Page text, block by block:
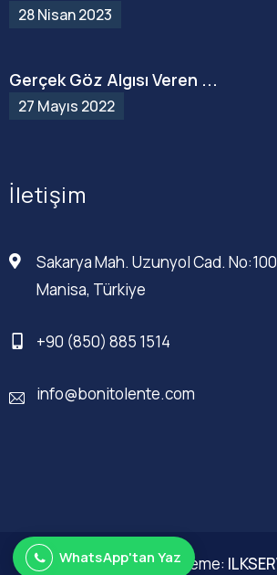
28 Nisan 2023
Gerçek Göz Algısı Veren ...
27 Mayıs 2022
İletişim
Sakarya Mah. Uzunyol Cad.
Manisa, Türkiye
+90 (850) 885 1514
info@bonitolente.com
Web Düzenleme:
WhatsApp'tan Yaz